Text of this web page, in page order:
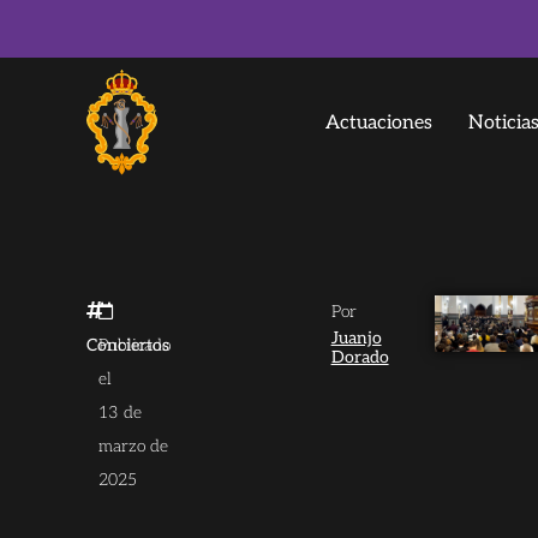
Actuaciones Noticias
Conciertos
Publicado
el
13 de
marzo de
2025
Por
Juanjo
Dorado